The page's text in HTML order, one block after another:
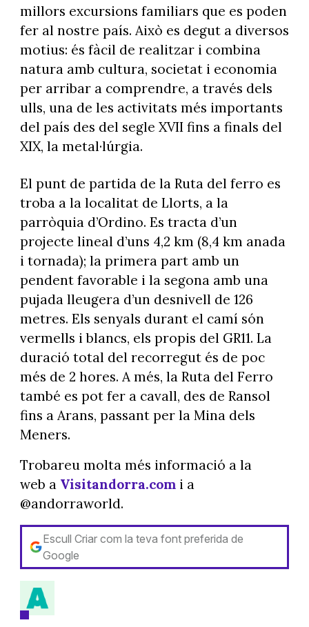
millors excursions familiars que es poden
fer al nostre país. Això es degut a diversos
motius: és fàcil de realitzar i combina
natura amb cultura, societat i economia
per arribar a comprendre, a través dels
ulls, una de les activitats més importants
del país des del segle XVII fins a finals del
XIX, la metal·lúrgia.
El punt de partida de la Ruta del ferro es
troba a la localitat de Llorts, a la
parròquia d’Ordino. Es tracta d’un
projecte lineal d’uns 4,2 km (8,4 km anada
i tornada); la primera part amb un
pendent favorable i la segona amb una
pujada lleugera d’un desnivell de 126
metres. Els senyals durant el camí són
vermells i blancs, els propis del GR11. La
duració total del recorregut és de poc
més de 2 hores. A més, la Ruta del Ferro
també es pot fer a cavall, des de Ransol
fins a Arans, passant per la Mina dels
Meners.
Trobareu molta més informació a la
web a Visitandorra.comi a
@andorraworld.
Escull Criar com la teva font preferida de
Google